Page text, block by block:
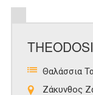
Θαλάσσια
Ζάκυνθος